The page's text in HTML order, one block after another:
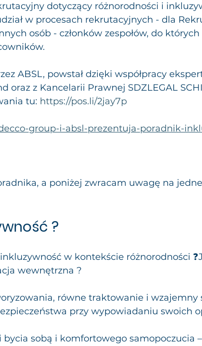
dotyczący różnorodności i
w procesach rekrutacyjnych - dla
osób - członków zespołów, do których
ABSL, powstał dzięki współpracy
oraz z Kancelarii Prawnej SDZLEGAL
tu: https://pos.li/2jay7p
group-i-absl-prezentuja-poradnik-
a poniżej zwracam uwagę na
?
w kontekście różnorodności
wewnętrzna ?
równe traktowanie i wzajemny
przy wypowiadaniu swoich
sobą i komfortowego samopoczucia